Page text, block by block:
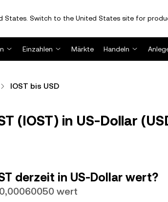
States. Switch to the United States site for
Einzahlen Märkte Handeln
IOST bis USD
(IOST) in US-Dollar
derzeit in US-Dollar wert?
wert